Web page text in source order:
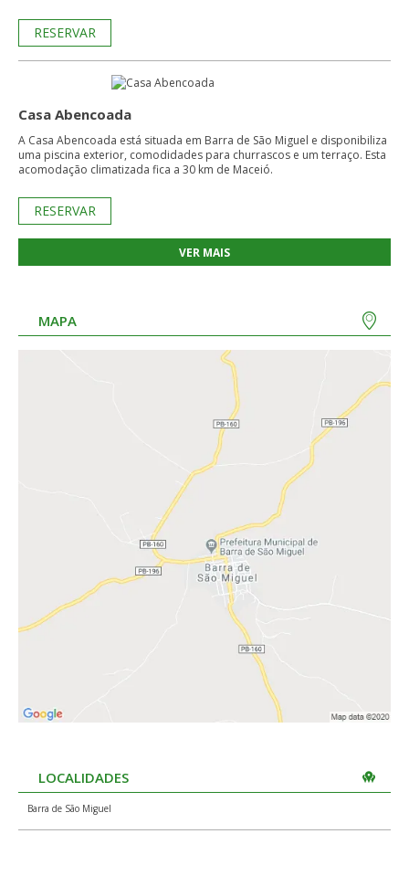
RESERVAR
Casa Abencoada
A Casa Abencoada está situada em Barra de São Miguel e disponibiliza
uma piscina exterior, comodidades para churrascos e um terraço. Esta
acomodação climatizada fica a 30 km de Maceió.
RESERVAR
VER MAIS
MAPA
LOCALIDADES
Barra de São Miguel